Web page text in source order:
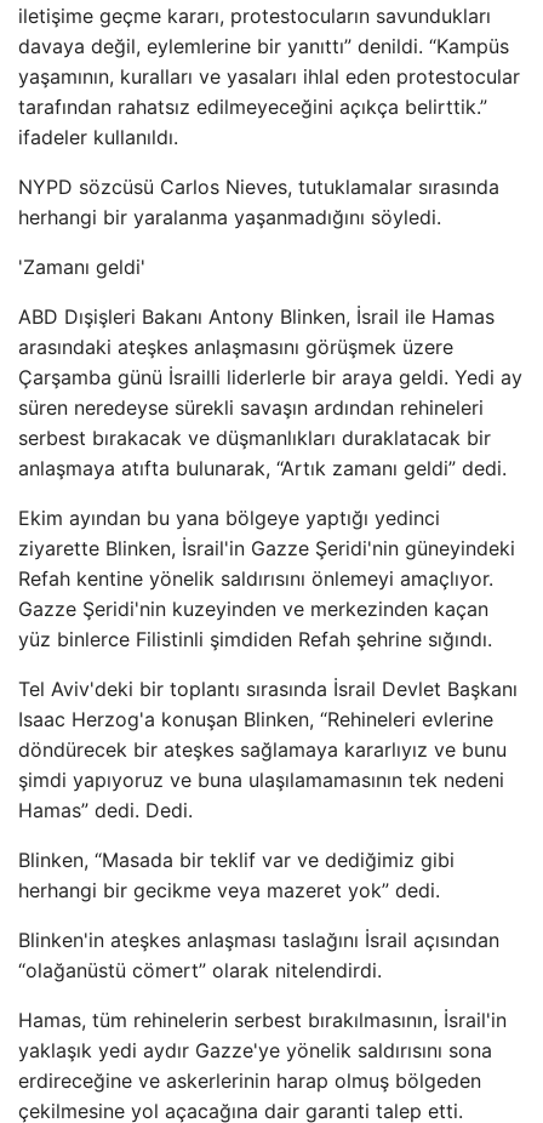
iletişime geçme kararı, protestocuların savundukları
davaya değil, eylemlerine bir yanıttı” denildi. “Kampüs
yaşamının, kuralları ve yasaları ihlal eden protestocular
tarafından rahatsız edilmeyeceğini açıkça belirttik.”
ifadeler kullanıldı.
NYPD sözcüsü Carlos Nieves, tutuklamalar sırasında
herhangi bir yaralanma yaşanmadığını söyledi.
'Zamanı geldi'
ABD Dışişleri Bakanı Antony Blinken, İsrail ile Hamas
arasındaki ateşkes anlaşmasını görüşmek üzere
Çarşamba günü İsrailli liderlerle bir araya geldi. Yedi ay
süren neredeyse sürekli savaşın ardından rehineleri
serbest bırakacak ve düşmanlıkları duraklatacak bir
anlaşmaya atıfta bulunarak, “Artık zamanı geldi” dedi.
Ekim ayından bu yana bölgeye yaptığı yedinci
ziyarette Blinken, İsrail'in Gazze Şeridi'nin güneyindeki
Refah kentine yönelik saldırısını önlemeyi amaçlıyor.
Gazze Şeridi'nin kuzeyinden ve merkezinden kaçan
yüz binlerce Filistinli şimdiden Refah şehrine sığındı.
Tel Aviv'deki bir toplantı sırasında İsrail Devlet Başkanı
Isaac Herzog'a konuşan Blinken, “Rehineleri evlerine
döndürecek bir ateşkes sağlamaya kararlıyız ve bunu
şimdi yapıyoruz ve buna ulaşılamamasının tek nedeni
Hamas” dedi. Dedi.
Blinken, “Masada bir teklif var ve dediğimiz gibi
herhangi bir gecikme veya mazeret yok” dedi.
Blinken'in ateşkes anlaşması taslağını İsrail açısından
“olağanüstü cömert” olarak nitelendirdi.
Hamas, tüm rehinelerin serbest bırakılmasının, İsrail'in
yaklaşık yedi aydır Gazze'ye yönelik saldırısını sona
erdireceğine ve askerlerinin harap olmuş bölgeden
çekilmesine yol açacağına dair garanti talep etti.